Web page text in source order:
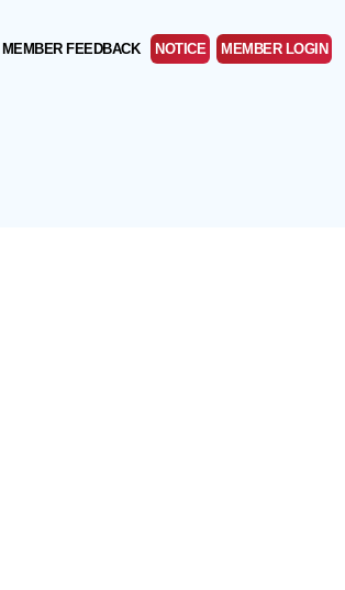
MEMBER FEEDBACK NOTICE MEMBER LOGIN